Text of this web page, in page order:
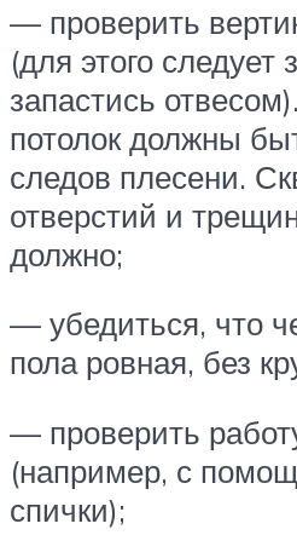
— проверить
(для этого следует
запастись
потолок должны
следов плесени.
отверстий и
должно;
— убедиться, что
пола ровная, без
— проверить
(например, с
спички);